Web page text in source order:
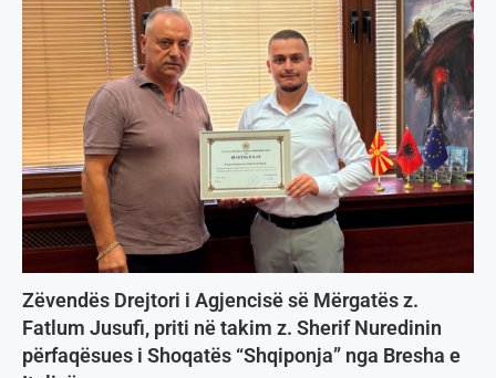
Zëvendës Drejtori i Agjencisë së Mërgatës z.
Fatlum Jusufi, priti në takim z. Sherif Nuredinin
përfaqësues i Shoqatës “Shqiponja” nga Bresha e